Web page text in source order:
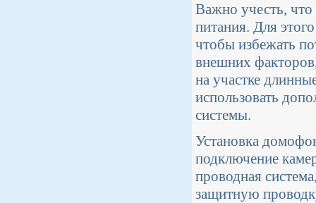
Важно учесть, что
питания. Для
чтобы избежать
внешних
на участке
использовать
системы.
Установка
подключение
проводная
защитную